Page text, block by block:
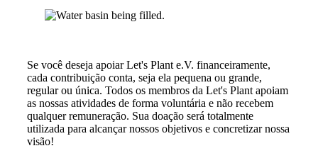
Se você deseja apoiar Let's Plant e.V. financeiramente,
cada contribuição conta, seja ela pequena ou grande,
regular ou única. Todos os membros da Let's Plant apoiam
as nossas atividades de forma voluntária e não recebem
qualquer remuneração. Sua doação será totalmente
utilizada para alcançar nossos objetivos e concretizar nossa
visão!